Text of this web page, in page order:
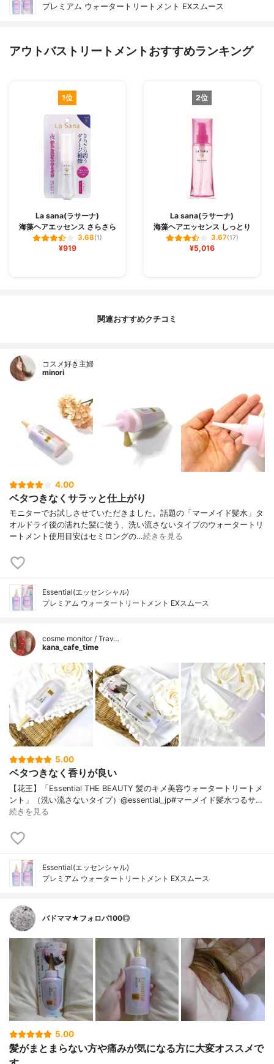
プレミアム ウォータートリートメント EXスムース
アウトバストリートメントおすすめランキング
1位
La sana(ラサーナ)
海藻ヘアエッセンス さらさら
3.68(1)
¥919
2位
La sana(ラサーナ)
海藻ヘアエッセンス しっとり
3.67(17)
¥5,016
関連おすすめクチコミ
コスメ好き主婦
minori
4.00
ベタつきなくサラッと仕上がり
モニターでお試しさせていただきました。話題の「マーメイド髪水」タ
オルドライ後の濡れた髪に使う、洗い流さないタイプのウォータートリ
ートメント使用目安はセミロングの…続きを見る
Essential(エッセンシャル)
プレミアム ウォータートリートメント EXスムース
cosme monitor / Trav…
kana_cafe_time
5.00
ベタつきなく香りが良い
【花王】「Essential THE BEAUTY 髪のキメ美容ウォータートリートメ
ント」（洗い流さないタイプ）@essential_jp#マーメイド髪水つるサ…
続きを見る
Essential(エッセンシャル)
プレミアム ウォータートリートメント EXスムース
バドママ★フォロバ100◎
5.00
髪がまとまらない方や痛みが気になる方に大変オススメで